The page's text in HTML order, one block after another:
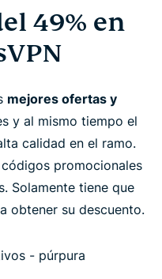
49% en
mejores ofertas y
y al mismo tiempo el
calidad en el ramo.
promocionales
Solamente tiene que
obtener su descuento.